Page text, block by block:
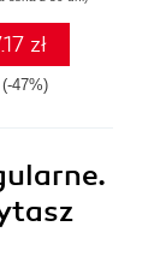
zł
(-47%)